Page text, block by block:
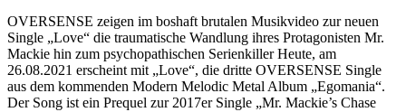
OVERSENSE zeigen im boshaft brutalen Musikvideo zur neuen
Single „Love“ die traumatische Wandlung ihres Protagonisten Mr.
Mackie hin zum psychopathischen Serienkiller Heute, am
26.08.2021 erscheint mit „Love“, die dritte OVERSENSE Single
aus dem kommenden Modern Melodic Metal Album „Egomania“.
Der Song ist ein Prequel zur 2017er Single „Mr. Mackie’s Chase